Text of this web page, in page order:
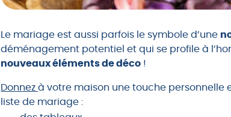
Le mariage est aussi parfois le symbole d’une
déménagement potentiel et qui se profile à
nouveaux éléments de déco !
Donnezà votre maison une touche personnelle
liste de mariage :